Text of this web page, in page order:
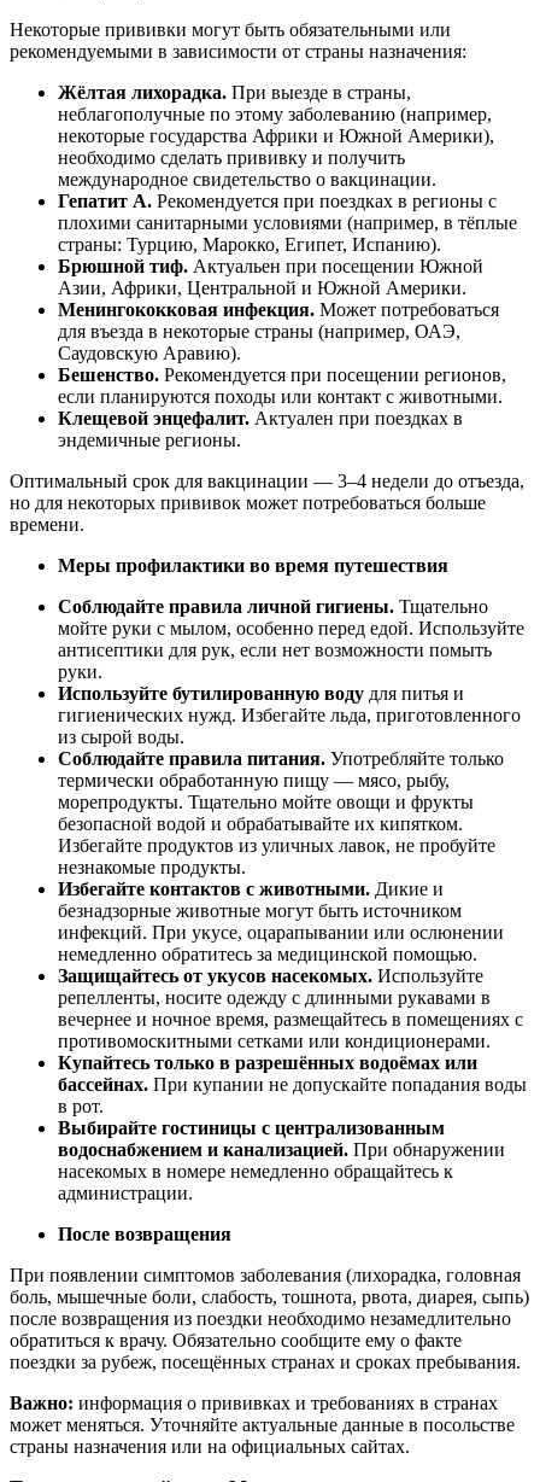
Некоторые прививки могут быть обязательными или
рекомендуемыми в зависимости от страны назначения:
Жёлтая лихорадка. При выезде в страны,
неблагополучные по этому заболеванию (например,
некоторые государства Африки и Южной Америки),
необходимо сделать прививку и получить
международное свидетельство о вакцинации.
Гепатит A. Рекомендуется при поездках в регионы с
плохими санитарными условиями (например, в тёплые
страны: Турцию, Марокко, Египет, Испанию).
Брюшной тиф. Актуальен при посещении Южной
Азии, Африки, Центральной и Южной Америки.
Менингококковая инфекция. Может потребоваться
для въезда в некоторые страны (например, ОАЭ,
Саудовскую Аравию).
Бешенство. Рекомендуется при посещении регионов,
если планируются походы или контакт с животными.
Клещевой энцефалит. Актуален при поездках в
эндемичные регионы.
Оптимальный срок для вакцинации — 3–4 недели до отъезда,
но для некоторых прививок может потребоваться больше
времени.
Меры профилактики во время путешествия
Соблюдайте правила личной гигиены. Тщательно
мойте руки с мылом, особенно перед едой. Используйте
антисептики для рук, если нет возможности помыть
руки.
Используйте бутилированную воду для питья и
гигиенических нужд. Избегайте льда, приготовленного
из сырой воды.
Соблюдайте правила питания. Употребляйте только
термически обработанную пищу — мясо, рыбу,
морепродукты. Тщательно мойте овощи и фрукты
безопасной водой и обрабатывайте их кипятком.
Избегайте продуктов из уличных лавок, не пробуйте
незнакомые продукты.
Избегайте контактов с животными. Дикие и
безнадзорные животные могут быть источником
инфекций. При укусе, оцарапывании или ослюнении
немедленно обратитесь за медицинской помощью.
Защищайтесь от укусов насекомых. Используйте
репелленты, носите одежду с длинными рукавами в
вечернее и ночное время, размещайтесь в помещениях с
противомоскитными сетками или кондиционерами.
Купайтесь только в разрешённых водоёмах или
бассейнах. При купании не допускайте попадания воды
в рот.
Выбирайте гостиницы с централизованным
водоснабжением и канализацией. При обнаружении
насекомых в номере немедленно обращайтесь к
администрации.
После возвращения
При появлении симптомов заболевания (лихорадка, головная
боль, мышечные боли, слабость, тошнота, рвота, диарея, сыпь)
после возвращения из поездки необходимо незамедлительно
обратиться к врачу. Обязательно сообщите ему о факте
поездки за рубеж, посещённых странах и сроках пребывания.
Важно: информация о прививках и требованиях в странах
может меняться. Уточняйте актуальные данные в посольстве
страны назначения или на официальных сайтах.